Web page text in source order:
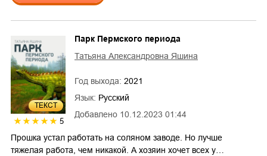
ТЕКСТ
5
Добавлено 10.12.2023 01:44
Парк Пермского периода
Татьяна Александровна Яшина
Год выхода: 2021
Язык: Русский
Прошка устал работать на соляном заводе. Но лучше
тяжелая работа, чем никакой. А хозяин хочет всех у…